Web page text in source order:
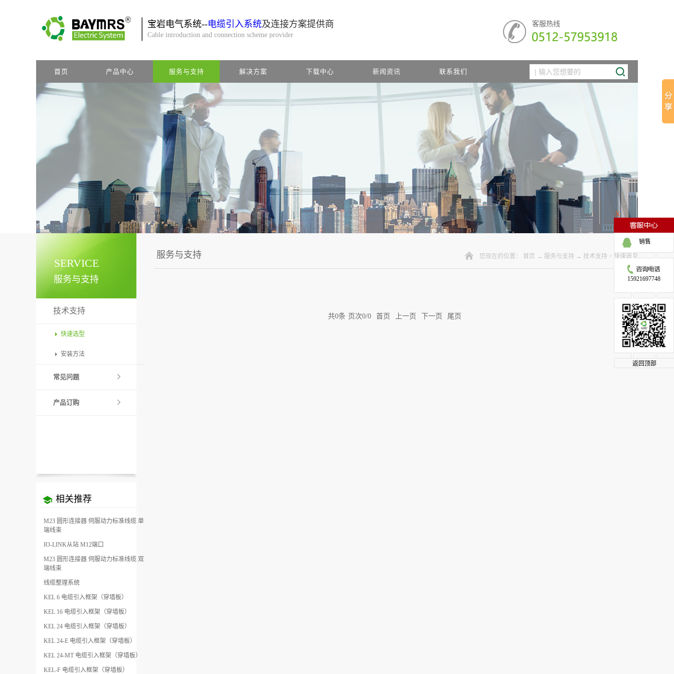
客服热线
宝岩电气系统--电缆引入系统及连接方案提供商
Cable introduction and connection scheme provider
首页 产品中心 服务与支持 解决方案 下载中心 新闻资讯 联系我们
服务与支持
SERVICE
技术支持
快速选型
安装方法
常见问题
产品订购
相关推荐
M23 圆形连接器 伺服动力标准线缆 单
端线束
IO-LINK从站 M12端口
M23 圆形连接器 伺服动力标准线缆 双
端线束
线缆整理系统
KEL 6 电缆引入框架（穿墙板）
KEL 16 电缆引入框架（穿墙板）
KEL 24 电缆引入框架（穿墙板）
KEL 24-E 电缆引入框架（穿墙板）
KEL 24-MT 电缆引入框架（穿墙板）
KEL-F 电缆引入框架（穿墙板）
服务与支持 您现在的位置： 首页 → 服务与支持 → 技术支持 > 快速选型
共0条 页次0/0 首页 上一页 下一页 尾页
X
销售
15921697748
返回顶部